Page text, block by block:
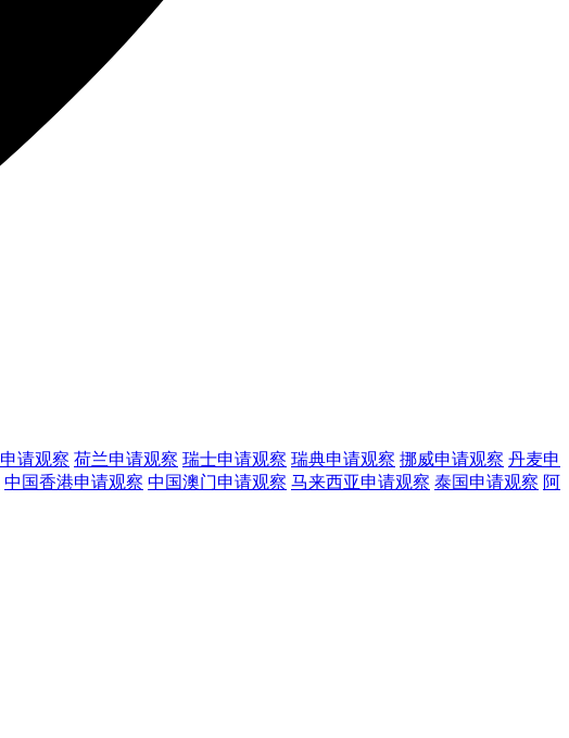
申请观察 荷兰申请观察 瑞士申请观察 瑞典申请观察 挪威申请观察 丹麦申
中国香港申请观察 中国澳门申请观察 马来西亚申请观察 泰国申请观察 阿